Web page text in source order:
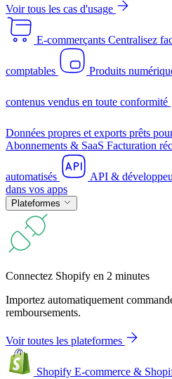
Voir tous les cas d'usage
E-commerçants Centralisez
comptables Produits
contenus vendus en toute conformité
Données propres et exports prêts
Abonnements & SaaS Facturation
automatisés API &
dans vos apps
Plateformes
Connectez Shopify en 2 minutes
Importez automatiquement
remboursements.
Voir toutes les plateformes
Shopify E-commerce &